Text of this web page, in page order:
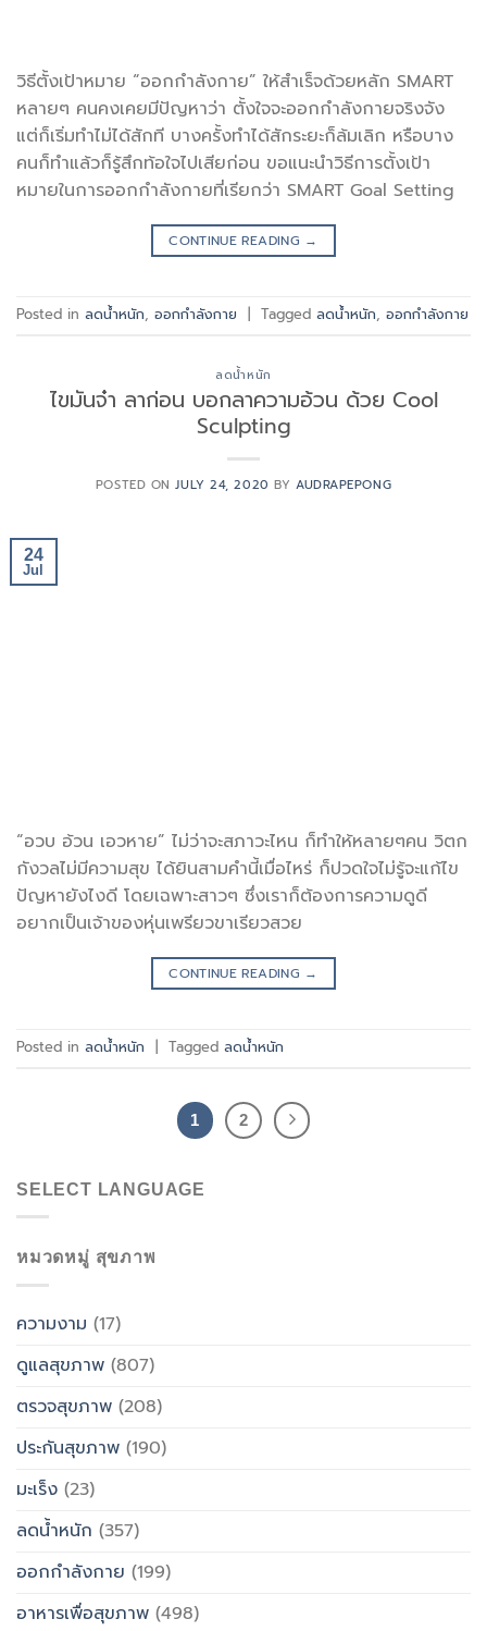
วิธีตั้งเป้าหมาย “ออกกำลังกาย” ให้สำเร็จด้วยหลัก SMART
หลายๆ คนคงเคยมีปัญหาว่า ตั้งใจจะออกกำลังกายจริงจัง
แต่ก็เริ่มทำไม่ได้สักที บางครั้งทำได้สักระยะก็ล้มเลิก หรือบาง
คนก็ทำแล้วก็รู้สึกท้อใจไปเสียก่อน ขอแนะนำวิธีการตั้งเป้า
หมายในการออกกำลังกายที่เรียกว่า SMART Goal Setting
CONTINUE READING →
Posted in ลดน้ำหนัก, ออกกำลังกาย Tagged ลดน้ำหนัก, ออกกำลังกาย
ลดน้ำหนัก
ไขมันจ๋า ลาก่อน บอกลาความอ้วน ด้วย Cool
Sculpting
POSTED ONJULY 24, 2020 BY AUDRAPEPONG
24
Jul
“อวบ อ้วน เอวหาย” ไม่ว่าจะสภาวะไหน ก็ทำให้หลายๆคน วิตก
กังวลไม่มีความสุข ได้ยินสามคำนี้เมื่อไหร่ ก็ปวดใจไม่รู้จะแก้ไข
ปัญหายังไงดี โดยเฉพาะสาวๆ ซึ่งเราก็ต้องการความดูดี
อยากเป็นเจ้าของหุ่นเพรียวขาเรียวสวย
CONTINUE READING →
Posted in ลดน้ำหนัก Tagged ลดน้ำหนัก
1 2
SELECT LANGUAGE
หมวดหมู่ สุขภาพ
ความงาม (17)
ดูแลสุขภาพ (807)
ตรวจสุขภาพ (208)
ประกันสุขภาพ (190)
มะเร็ง (23)
ลดน้ำหนัก (357)
ออกกำลังกาย (199)
อาหารเพื่อสุขภาพ (498)